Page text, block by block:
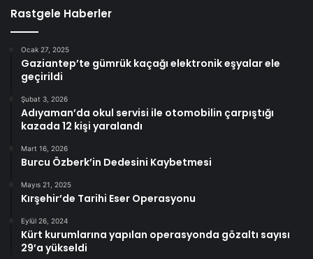
Rastgele Haberler
Ocak 27, 2025
Gaziantep’te gümrük kaçağı elektronik eşyalar ele
geçirildi
Şubat 3, 2026
Adıyaman’da okul servisi ile otomobilin çarpıştığı
kazada 12 kişi yaralandı
Mart 16, 2026
Burcu Özberk’in Dedesini Kaybetmesi
Mayıs 21, 2025
Kırşehir’de Tarihi Eser Operasyonu
Eylül 26, 2024
Kürt kurumlarına yapılan operasyonda gözaltı sayısı
29’a yükseldi